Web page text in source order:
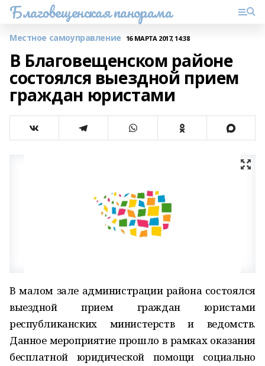
Благовещенская панорама
Местное самоуправление 16 МАРТА 2017, 14:38
В Благовещенском районе
состоялся выездной прием
граждан юристами
В малом зале администрации района состоялся
выездной прием граждан юристами
республиканских министерств и ведомств.
Данное мероприятие прошло в рамках оказания
бесплатной юридической помощи социально